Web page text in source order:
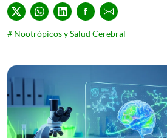
# Nootrópicos y Salud Cerebral